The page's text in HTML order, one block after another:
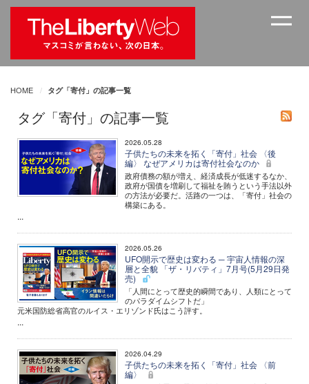
HOME タグ「寄付」の記事一覧
タグ「寄付」の記事一覧
2026.05.28
子供たちの未来を拓く「寄付」社会 〈後
編〉 なぜアメリカは寄付社会なのか
政府債務の額が増え、経済成長が低迷するなか、
政府が国債を増刷して福祉を賄うという手法以外
の方法が必要だ。活路の一つは、「寄付」社会の
構築にある。
...
2026.05.26
UFO開示で歴史は変わる ─ 宇宙人情報の深
層と全貌 「ザ・リバティ」7月号(5月29日発
売)
「人間にとって歴史的瞬間であり、人類にとって
のパラダイムシフトだ」
元米国防総省高官のルイス・エリゾンド氏はこう評す。
...
2026.04.29
子供たちの未来を拓く「寄付」社会 〈前
編〉